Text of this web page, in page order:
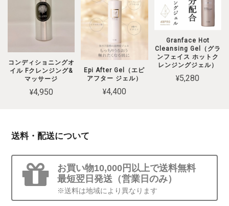
コンディショニングオ
イル Fクレンジング&
マッサージ
¥4,950
Epi After Gel（エピ
アフター ジェル）
¥4,400
Granface Hot
Cleansing Gel（グラ
ンフェイス ホットク
レンジングジェル）
¥5,280
送料・配送について
お買い物10,000円以上で送料無料
最短翌日発送（営業日のみ）
※送料は地域により異なります